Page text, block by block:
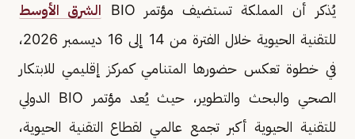
يُذكر أن المملكة تستضيف مؤتمر BIO
الشرق الأوسط
للتقنية الحيوية خلال الفترة من 14 إلى 16 ديسمبر 2026،
في خطوة تعكس حضورها المتنامي كمركز إقليمي للابتكار
الصحي والبحث والتطوير، حيث يُعد مؤتمر BIO الدولي
للتقنية الحيوية أكبر تجمع عالمي لقطاع التقنية الحيوية،